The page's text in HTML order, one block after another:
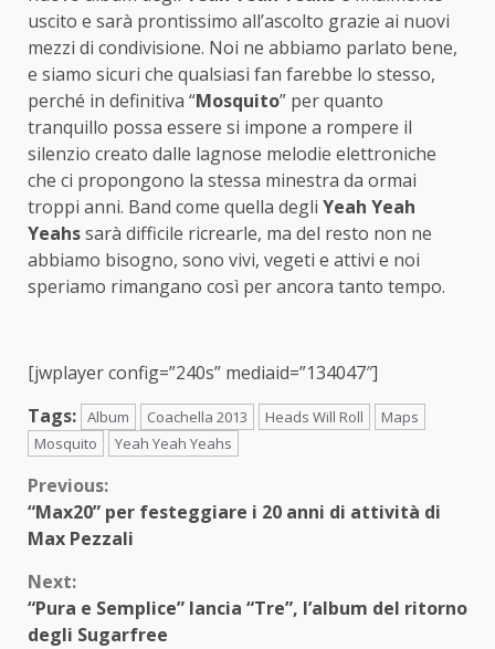
uscito e sarà prontissimo all’ascolto grazie ai nuovi
mezzi di condivisione. Noi ne abbiamo parlato bene,
e siamo sicuri che qualsiasi fan farebbe lo stesso,
perché in definitiva “Mosquito” per quanto
tranquillo possa essere si impone a rompere il
silenzio creato dalle lagnose melodie elettroniche
che ci propongono la stessa minestra da ormai
troppi anni. Band come quella degli Yeah Yeah
Yeahssarà difficile ricrearle, ma del resto non ne
abbiamo bisogno, sono vivi, vegeti e attivi e noi
speriamo rimangano così per ancora tanto tempo.
[jwplayer config=”240s” mediaid=”134047″]
Tags: Album Coachella 2013 Heads Will Roll
Maps
Mosquito
Yeah Yeah Yeahs
Continue
Reading
Previous:
“Max20” per festeggiare i 20 anni di attività di
Max Pezzali
Next:
“Pura e Semplice” lancia “Tre”, l’album del ritorno
degli Sugarfree